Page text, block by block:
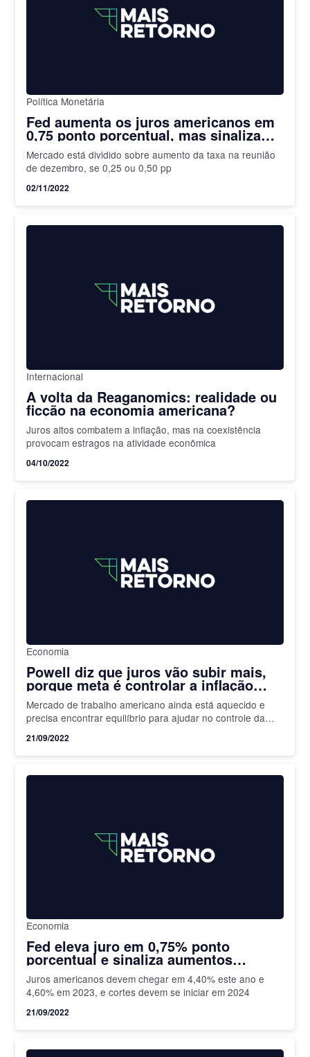
Política Monetária
Fed aumenta os juros americanos em
0,75 ponto porcentual, mas sinaliza
que próximos reajustes podem ser
menores
Mercado está dividido sobre aumento da taxa na reunião
de dezembro, se 0,25 ou 0,50 pp
02/11/2022
Internacional
A volta da Reaganomics: realidade ou
ficção na economia americana?
Juros altos combatem a inflação, mas na coexistência
provocam estragos na atividade econômica
04/10/2022
Economia
Powell diz que juros vão subir mais,
porque meta é controlar a inflação
mesmo que haja desemprego e
recessão
Mercado de trabalho americano ainda está aquecido e
precisa encontrar equilíbrio para ajudar no controle da
21/09/2022
Economia
Fed eleva juro em 0,75% ponto
porcentual e sinaliza aumentos
maiores até o fim do ano
Juros americanos devem chegar em 4,40% este ano e
4,60% em 2023, e cortes devem se iniciar em 2024
21/09/2022